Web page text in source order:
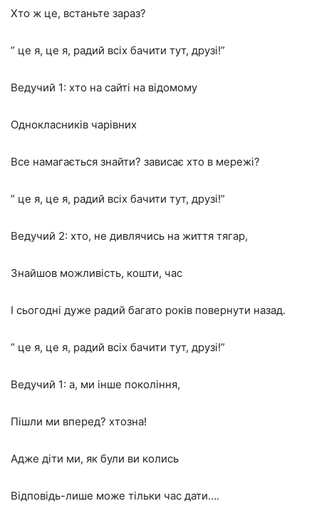
Хто ж це, встаньте зараз?
” це я, це я, радий всіх бачити тут, друзі!”
Ведучий 1: хто на сайті на відомому
Однокласників чарівних
Все намагається знайти? зависає хто в мережі?
” це я, це я, радий всіх бачити тут, друзі!”
Ведучий 2: хто, не дивлячись на життя тягар,
Знайшов можливість, кошти, час
І сьогодні дуже радий багато років повернути назад.
” це я, це я, радий всіх бачити тут, друзі!”
Ведучий 1: а, ми інше покоління,
Пішли ми вперед? хтозна!
Адже діти ми, як були ви колись
Відповідь-лише може тільки час дати….